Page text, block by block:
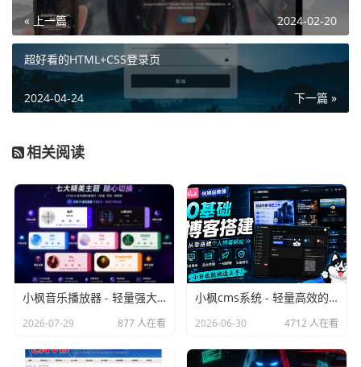
« 上一篇 2024-02-20
超好看的HTML+CSS登录页
下一篇 »
2024-04-24
相关阅读
小枫音乐播放器 - 轻量强大的 HTML5 网页音乐播放器插件
2026-07-29 877 人在看
小枫cms系统 - 轻量高效的内容管理与后台运营系统
2026-06-30 4712 人在看